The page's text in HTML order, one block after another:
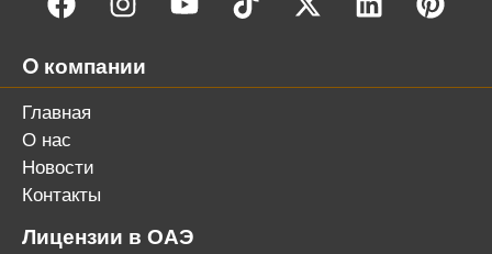
O компании
Главная
О нас
Новости
Контакты
Лицензии в ОАЭ